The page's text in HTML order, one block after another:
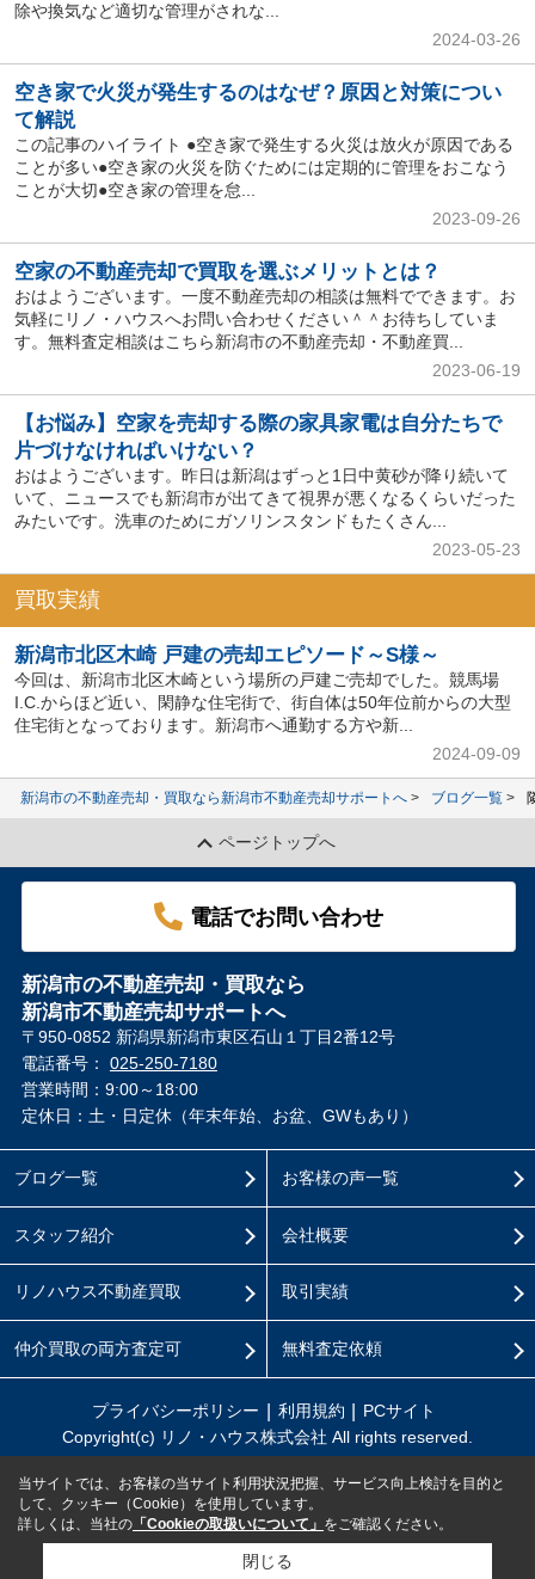
除や換気など適切な管理がされな...
2024-03-26
空き家で火災が発生するのはなぜ？原因と対策につい
て解説
この記事のハイライト ●空き家で発生する火災は放火が原因である
ことが多い●空き家の火災を防ぐためには定期的に管理をおこなう
ことが大切●空き家の管理を怠...
2023-09-26
空家の不動産売却で買取を選ぶメリットとは？
おはようございます。一度不動産売却の相談は無料でできます。お
気軽にリノ・ハウスへお問い合わせください＾＾お待ちしていま
す。無料査定相談はこちら新潟市の不動産売却・不動産買...
2023-06-19
【お悩み】空家を売却する際の家具家電は自分たちで
片づけなければいけない？
おはようございます。昨日は新潟はずっと1日中黄砂が降り続いて
いて、ニュースでも新潟市が出てきて視界が悪くなるくらいだった
みたいです。洗車のためにガソリンスタンドもたくさん...
2023-05-23
買取実績
新潟市北区木崎 戸建の売却エピソード～S様～
今回は、新潟市北区木崎という場所の戸建ご売却でした。競馬場
I.C.からほど近い、閑静な住宅街で、街自体は50年位前からの大型
住宅街となっております。新潟市へ通勤する方や新...
2024-09-09
新潟市の不動産売却・買取なら新潟市不動産売却サポートへ ブログ一覧
ページトップへ
電話でお問い合わせ
新潟市の不動産売却・買取なら
新潟市不動産売却サポートへ
〒950-0852 新潟県新潟市東区石山１丁目2番12号
電話番号： 025-250-7180
営業時間：9:00～18:00
定休日：土・日定休（年末年始、お盆、GWもあり）
ブログ一覧
スタッフ紹介
リノハウス不動産買取
仲介買取の両方査定可
お客様の声一覧
会社概要
取引実績
無料査定依頼
プライバシーポリシー 利用規約
PCサイト
Copyright(c) リノ・ハウス株式会社 All rights reserved.
当サイトでは、お客様の当サイト利用状況把握、サービス向上検討を目的と
して、クッキー（Cookie）を使用しています。
詳しくは、当社の 「Cookieの取扱いについて」 をご確認ください。
閉じる